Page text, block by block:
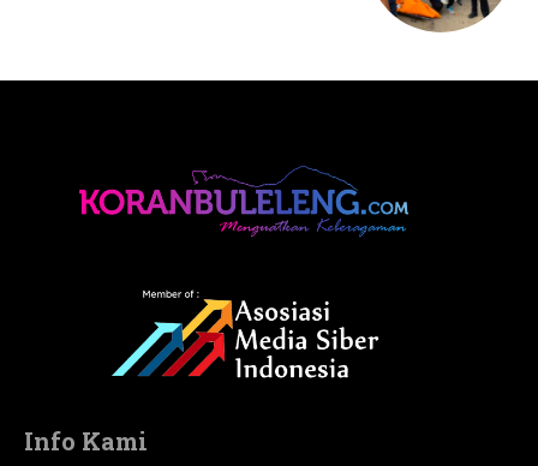
Info Kami